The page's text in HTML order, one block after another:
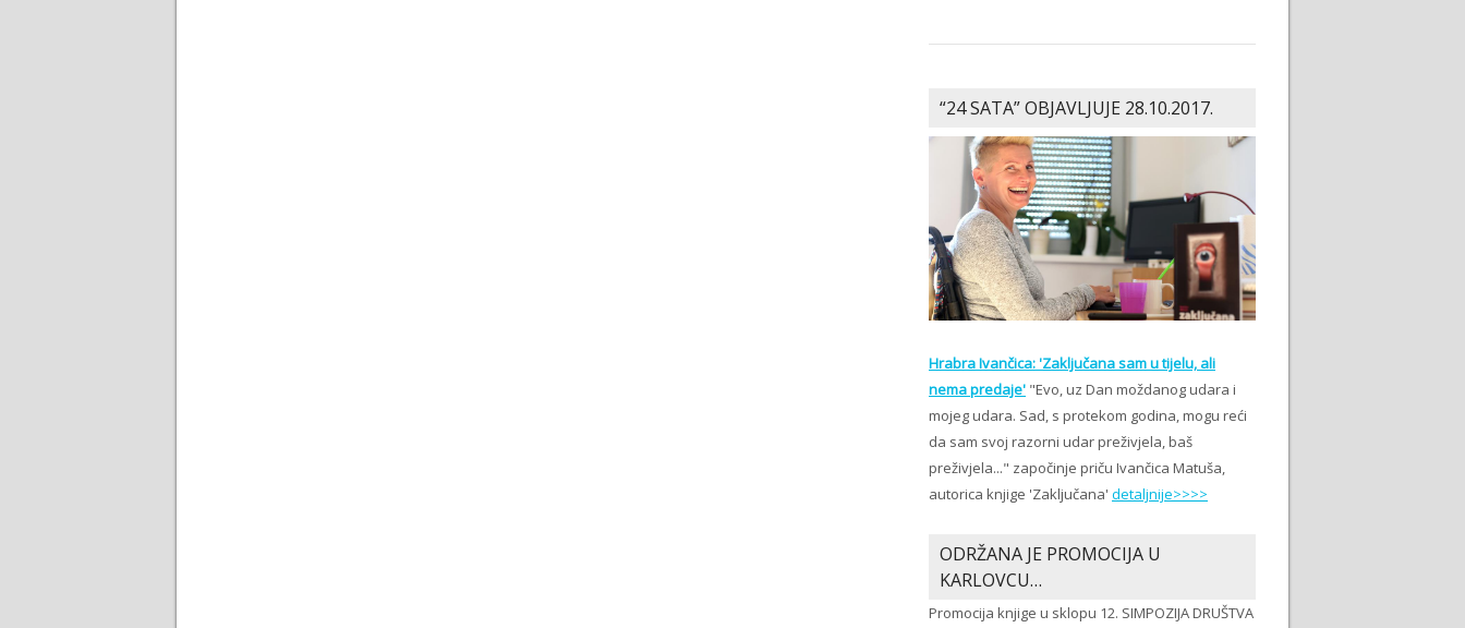
“24 SATA” OBJAVLJUJE 28.10.2017.
Hrabra Ivančica: 'Zaključana sam u tijelu, ali
nema predaje' "Evo, uz Dan moždanog udara i
mojeg udara. Sad, s protekom godina, mogu reći
da sam svoj razorni udar preživjela, baš
preživjela..." započinje priču Ivančica Matuša,
autorica knjige 'Zaključana' detaljnije>>>>
ODRŽANA JE PROMOCIJA U
KARLOVCU…
Promocija knjige u sklopu 12. SIMPOZIJA DRUŠTVA